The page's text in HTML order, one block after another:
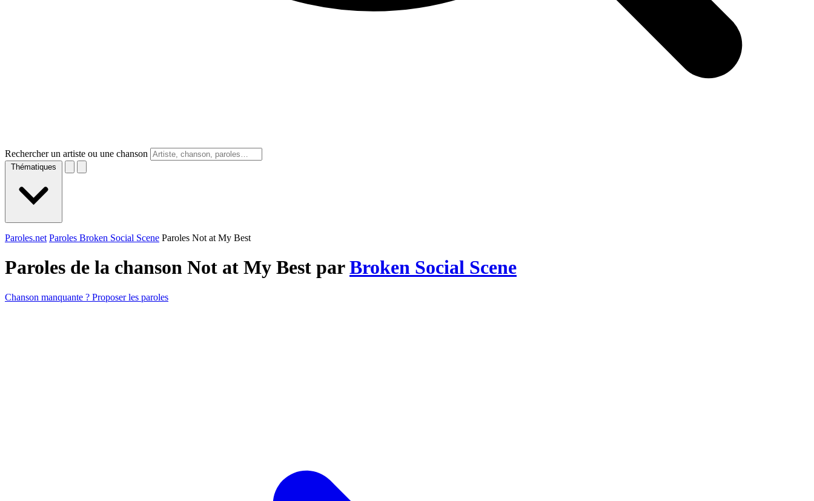
Rechercher un artiste ou une chanson
Thématiques
Paroles.net Paroles Broken Social Scene Paroles Not at My Best
Paroles de la chanson Not at My Best parBroken Social Scene
Chanson manquante ? Proposer les paroles